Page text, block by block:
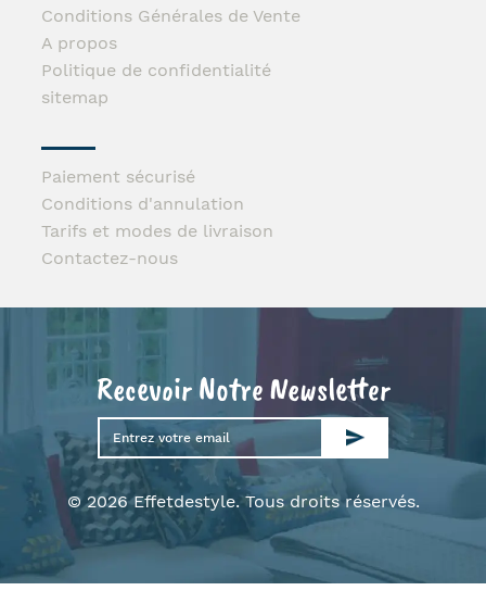
Conditions Générales de Vente
A propos
Politique de confidentialité
sitemap
Paiement sécurisé
Conditions d'annulation
Tarifs et modes de livraison
Contactez-nous
Recevoir Notre Newsletter
© 2026 Effetdestyle. Tous droits réservés.